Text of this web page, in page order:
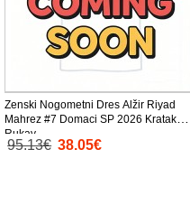
Zenski Nogometni Dres Alžir Riyad
Mahrez #7 Domaci SP 2026 Kratak
Rukav
95.13€ 38.05€